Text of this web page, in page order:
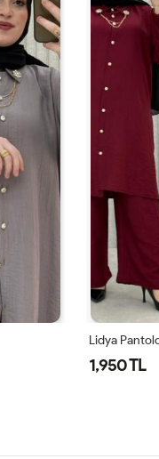
Lidya
1,950 TL